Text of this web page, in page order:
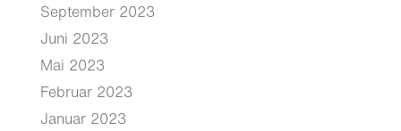
September 2023
Juni 2023
Mai 2023
Februar 2023
Januar 2023